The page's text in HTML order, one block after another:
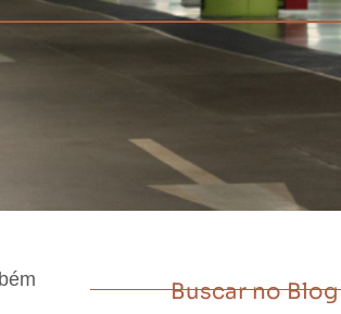
Buscar no Blog